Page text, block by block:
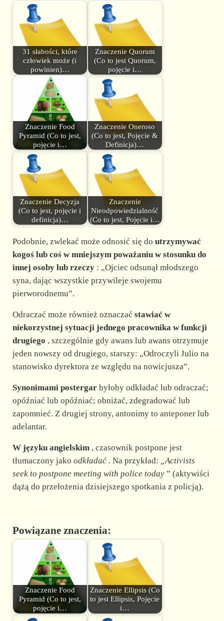
31 słabości, które
człowiek może (i
powinien)…
Znaczenie Quorum
(Co to jest Quorum,
pojęcie i…
Znaczenie Food
Pyramid (Co to jest,
pojęcie i…
Znaczenie Oneroso
(Co to jest, Pojęcie &
Definicja)…
Znaczenie Decyzja
(Co to jest, pojęcie i
definicja)…
Znaczenie
Nieodpowiedzialność
(Co to jest, Pojęcie i…
Podobnie, zwlekać może odnosić się do utrzymywać
kogoś lub coś w mniejszym poważaniu w stosunku do
innej osoby lub rzeczy: „Ojciec odsunął młodszego
syna, dając wszystkie przywileje swojemu
pierworodnemu”.
Odraczać może również oznaczać stawiać w
niekorzystnej sytuacji jednego pracownika w funkcji
drugiego , szczególnie gdy awans lub awans otrzymuje
jeden nowszy od drugiego, starszy: „Odroczyli Julio na
stanowisko dyrektora ze względu na nowicjusza”.
Synonimami postergarbyłoby odkładać lub odraczać;
opóźniać lub opóźniać; obniżać, zdegradować lub
zapomnieć. Z drugiej strony, antonimy to anteponer lub
adelantar.
W języku angielskim, czasownik postpone jest
tłumaczony jako odkładać. Na przykład: „Activists
seek to postpone meeting with police today” (aktywiści
dążą do przełożenia dzisiejszego spotkania z policją).
Powiązane znaczenia:
Znaczenie Food
Pyramid (Co to jest,
pojęcie i…
Znaczenie Ellipsis (Co
to jest Ellipsis, Pojęcie
i…